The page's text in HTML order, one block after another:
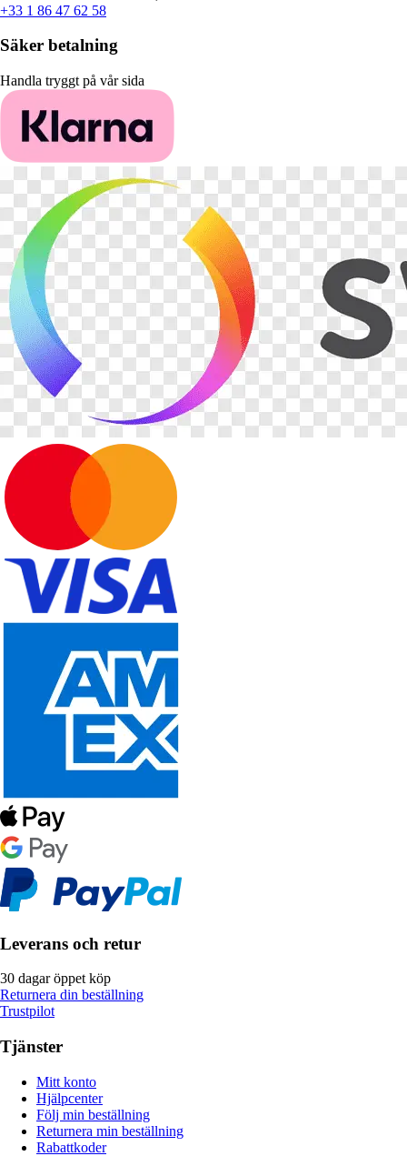
+33 1 86 47 62 58
Säker betalning
Handla tryggt på vår sida
Leverans och retur
30 dagar öppet köp
Returnera din beställning
Trustpilot
Tjänster
Mitt konto
Hjälpcenter
Följ min beställning
Returnera min beställning
Rabattkoder